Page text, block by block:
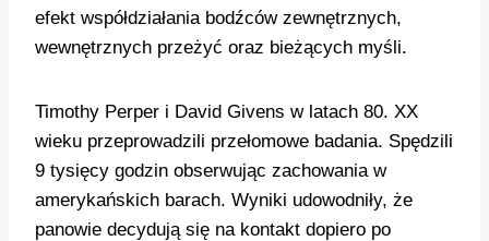
efekt współdziałania bodźców zewnętrznych,
wewnętrznych przeżyć oraz bieżących myśli.
Timothy Perper i David Givens w latach 80. XX
wieku przeprowadzili przełomowe badania. Spędzili
9 tysięcy godzin obserwując zachowania w
amerykańskich barach. Wyniki udowodniły, że
panowie decydują się na kontakt dopiero po